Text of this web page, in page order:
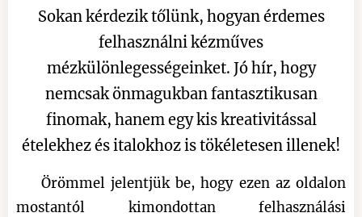
Sokan kérdezik tőlünk, hogyan érdemes
felhasználni kézműves
mézkülönlegességeinket. Jó hír, hogy
nemcsak önmagukban fantasztikusan
finomak, hanem egy kis kreativitással
ételekhez és italokhoz is tökéletesen illenek!
💛 Örömmel jelentjük be, hogy ezen az oldalon
mostantól kimondottan felhasználási